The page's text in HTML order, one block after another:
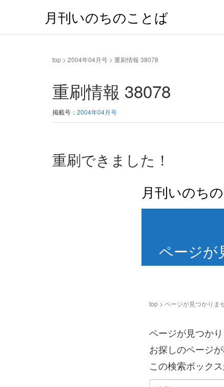
月刊いのちのことば
top > 2004年04月号 > 重刷情報 38078
重刷情報 38078
掲載号： 2004年04月号
重刷できました！